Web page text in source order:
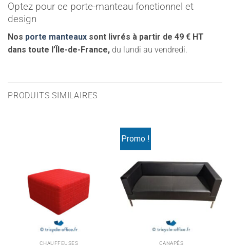
Optez pour ce porte-manteau fonctionnel et
design
Nos porte manteaux sont livrés à partir de 49 € HT
dans toute l’Île-de-France, du lundi au vendredi.
PRODUITS SIMILAIRES
CHAUFFEUSES
Promo !
CANAPÉS